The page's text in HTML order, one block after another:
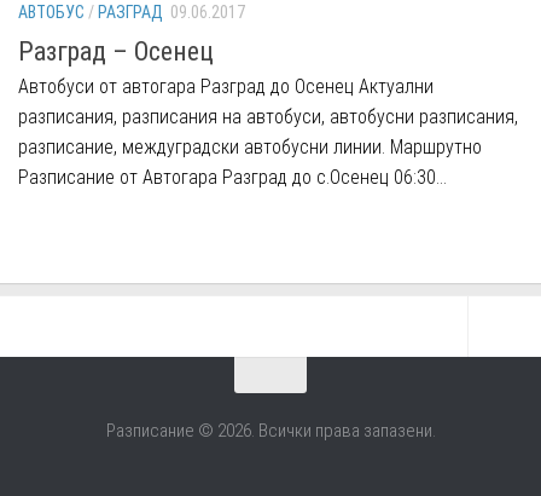
АВТОБУС / РАЗГРАД 09.06.2017
Разград – Осенец
Автобуси от автогара Разград до Осенец Aктуални
разписания, разписания на автобуси, автобусни разписания,
разписание, междуградски автобусни линии. Маршрутно
Разписание от Автогара Разград до с.Осенец 06:30...
Разписание © 2026. Всички права запазени.